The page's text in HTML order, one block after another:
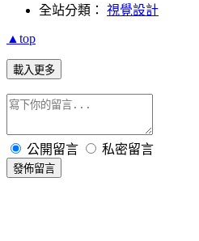
全站分類： 視覺設計
▲top
載入更多
公開留言 私密留言
發佈留言